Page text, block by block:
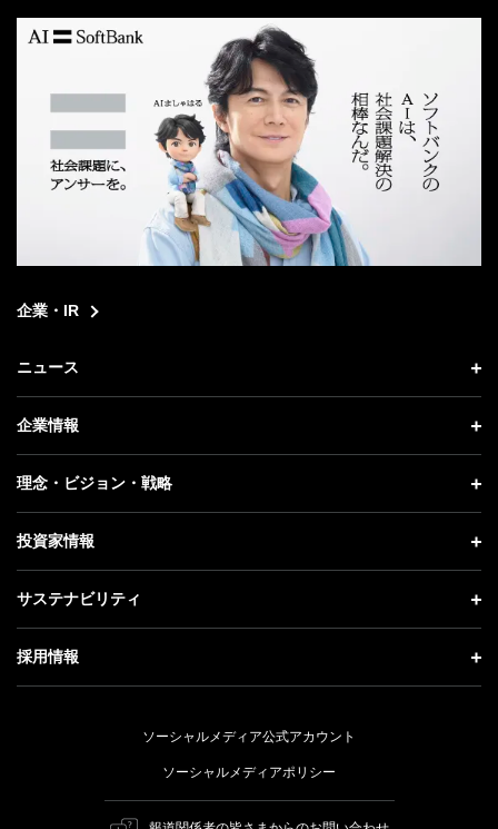
企業・IR
ニュース
ニュース トップ
プレスリリース
更新情報
記者説明会
企業情報
企業情報 トップ
社長メッセージ
事業紹介
ガバナンス
理念・ビジョン・戦略
理念・ビジョン・戦略 トップ
成長戦略「Activate AI for Society」
人材戦略
投資家情報
投資家情報 トップ
経営方針
個人投資家の皆さまへ
株式と社債について
サステナビリティ
サステナビリティ トップ
トップメッセージ
ESG方針・体制
採用情報
キャリア採用
ソーシャルメディア公式アカウント
ソーシャルメディアポリシー